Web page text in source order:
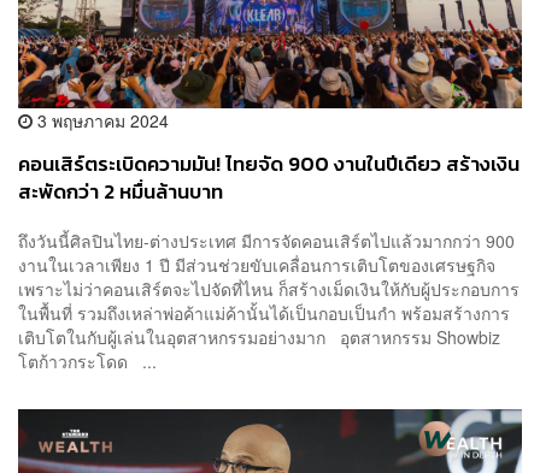
3 พฤษภาคม 2024
คอนเสิร์ตระเบิดความมัน! ไทยจัด 900 งานในปีเดียว สร้างเงิน
สะพัดกว่า 2 หมื่นล้านบาท
ถึงวันนี้ศิลปินไทย-ต่างประเทศ มีการจัดคอนเสิร์ตไปแล้วมากกว่า 900
งานในเวลาเพียง 1 ปี มีส่วนช่วยขับเคลื่อนการเติบโตของเศรษฐกิจ
เพราะไม่ว่าคอนเสิร์ตจะไปจัดที่ไหน ก็สร้างเม็ดเงินให้กับผู้ประกอบการ
ในพื้นที่ รวมถึงเหล่าพ่อค้าแม่ค้านั้นได้เป็นกอบเป็นกำ พร้อมสร้างการ
เติบโตในกับผู้เล่นในอุตสาหกรรมอย่างมาก อุตสาหกรรม Showbiz
โตก้าวกระโดด ...